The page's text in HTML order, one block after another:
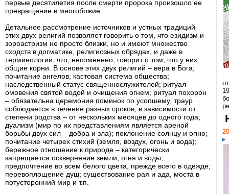
первые десятилетия после смерти пророка произошло ее
превращение в многобожие.
Детальное рассмотрение источников и устных традиций
этих двух религий позволяет говорить о том, что езидизм и
зороастризм не просто близки, но и имеют множество
сходств в догматике, религиозных обрядах, и даже в
терминологии, что, несомненно, говорит о том, что у них
общие корни. В основе этих двух религий – вера в Бога;
почитание ангелов; кастовая система общества;
наследственный статус священнослужителей; ритуал
омовения святой водой и очищения огнем; ритуал похорон
– обязательна церемония поминок по усопшему, траур
соблюдается в течение разных сроков, в зависимости от
степени родства – от нескольких месяцев до одного года;
дуализм (мир по их представлениям является ареной
борьбы двух сил – добра и зла); поклонение солнцу и огню;
почитание четырех стихий (земля, воздух, огонь и вода);
бережное отношение к природе – категорически
запрещается осквернение земли, огня и воды;
предпочтение во всем белого цвета, прежде всего в одежде;
перевоплощение душ; существование рая и ада, моста в
потусторонний мир и т.п.